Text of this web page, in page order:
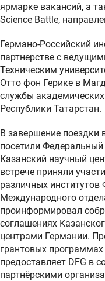
ярмарке вакансий, а
Science Battle,
Германо-Российский
партнерстве с
Техническим
Отто фон Герике в
службы
Республики Татарстан.
В завершение поездки
посетили Федеральный
Казанский научный
встрече приняли
различных
Международного
проинформировал
соглашениях
центрами Германии.
грантовых
предоставляет DFG в
партнёрскими